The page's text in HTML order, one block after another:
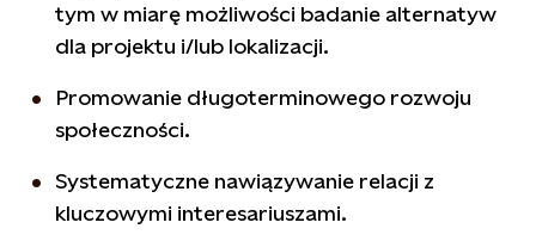
tym w miarę możliwości badanie alternatyw
dla projektu i/lub lokalizacji.
Promowanie długoterminowego rozwoju
społeczności.
Systematyczne nawiązywanie relacji z
kluczowymi interesariuszami.